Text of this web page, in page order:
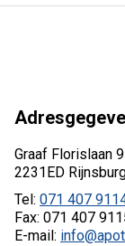
Graaf Florislaan 9
2231ED
Tel: 071 407
Fax: 071 407
E-mail: